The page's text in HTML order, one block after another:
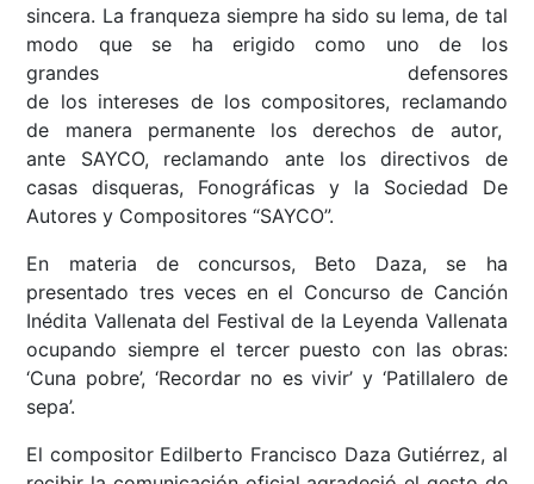
sincera. La franqueza siempre ha sido su lema, de tal
modo que se ha erigido como uno de los
grandes defensores
de los intereses de los compositores, reclamando
de manera permanente los derechos de autor,
ante SAYCO, reclamando ante los directivos de
casas disqueras, Fonográficas y la Sociedad De
Autores y Compositores “SAYCO”.
En materia de concursos, Beto Daza, se ha
presentado tres veces en el Concurso de Canción
Inédita Vallenata del Festival de la Leyenda Vallenata
ocupando siempre el tercer puesto con las obras:
‘Cuna pobre’, ‘Recordar no es vivir’ y ‘Patillalero de
sepa’.
El compositor Edilberto Francisco Daza Gutiérrez, al